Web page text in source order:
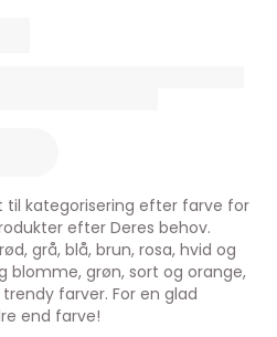
til kategorisering efter farve for
efter Deres behov.
grå, blå, brun, rosa, hvid og
blomme, grøn, sort og orange,
farver. For en glad
end farve!